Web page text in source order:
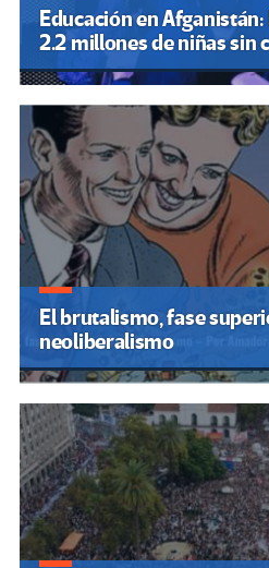
Educación en Afganistán:
2.2 millones de niñas sin
El brutalismo, fase
neoliberalismo